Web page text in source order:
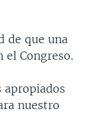
de que una
Congreso.
apropiados
nuestro